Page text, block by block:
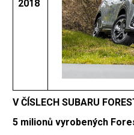
2018
V ČÍSLECH SUBARU
5 milionů vyrobených